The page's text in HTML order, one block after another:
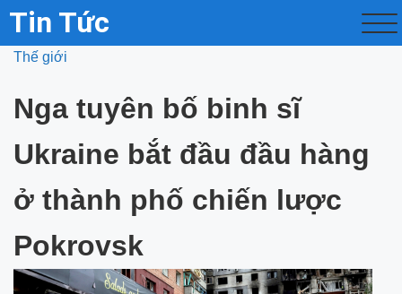
Tin Tức
Thế giới
Nga tuyên bố binh sĩ
Ukraine bắt đầu đầu hàng
ở thành phố chiến lược
Pokrovsk